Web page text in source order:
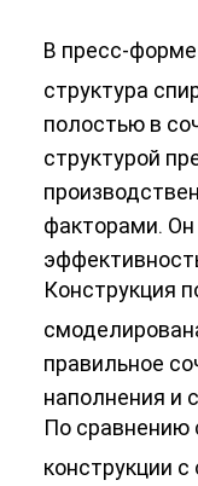
В пресс-форме
структура
полостью в
структурой
факторами.
Конструкция
правильное
наполнения и
По
конструкции